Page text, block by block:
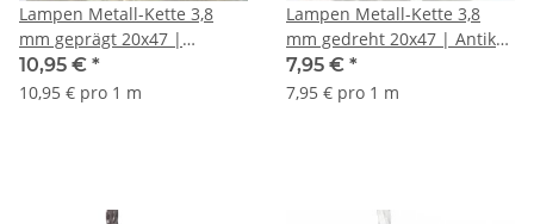
Lampen Metall-Kette 3,8
mm geprägt 20x47 |
Vermessingt | Zum
Aufhängen schwerer
10,95 € *
10,95 € pro 1 m
Lampen Metall-Kette 3,8
mm gedreht 20x47 | Antik
Fumé | Zum Aufhängen
schwerer Lampen &
7,95 € *
7,95 € pro 1 m